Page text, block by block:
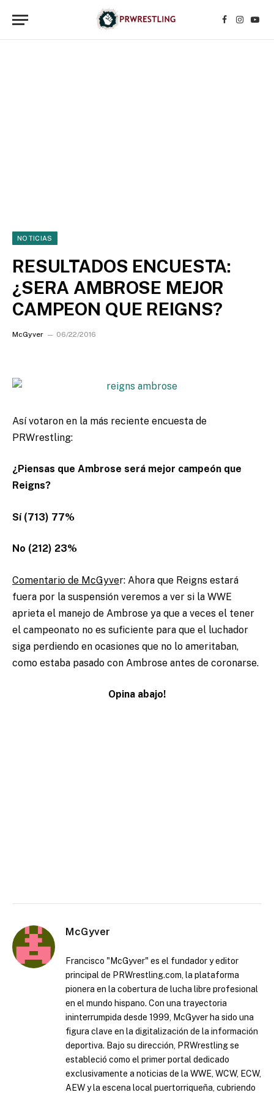
Facebook
NOTICIAS
RESULTADOS ENCUESTA:
¿SERA AMBROSE MEJOR
CAMPEON QUE REIGNS?
McGyver 06/22/2016
Así votaron en la más reciente encuesta de
PRWrestling:
¿Piensas que Ambrose será mejor campeón que
Reigns?
Sí (713) 77%
No (212) 23%
Comentario de McGyver: Ahora que Reigns estará
fuera por la suspensión veremos a ver si la WWE
aprieta el manejo de Ambrose ya que a veces el tener
el campeonato no es suficiente para que el luchador
siga perdiendo en ocasiones que no lo ameritaban,
como estaba pasado con Ambrose antes de coronarse.
Opina abajo!
McGyver
Francisco "McGyver" es el fundador y editor
principal de PRWrestling.com, la plataforma
pionera en la cobertura de lucha libre profesional
en el mundo hispano. Con una trayectoria
ininterrumpida desde 1999, McGyver ha sido una
figura clave en la digitalización de la información
deportiva. Bajo su dirección, PRWrestling se
estableció como el primer portal dedicado
exclusivamente a noticias de la WWE, WCW, ECW,
AEW y la escena local puertorriqueña, cubriendo